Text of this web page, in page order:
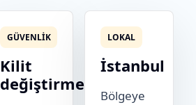
GÜVENLIK
Kilit
değiştirme
LOKAL
İstanbul
Bölgeye